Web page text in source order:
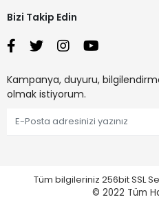
Bizi Takip Edin
Kampanya, duyuru,
olmak istiyorum.
Tüm bilgileriniz 256bit SSL
© 2022 Tüm